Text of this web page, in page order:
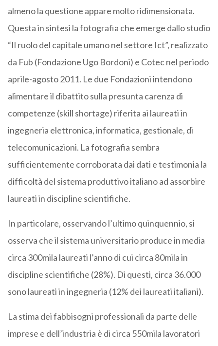
almeno la questione appare molto ridimensionata.
Questa in sintesi la fotografia che emerge dallo studio
“Il ruolo del capitale umano nel settore Ict”, realizzato
da Fub (Fondazione Ugo Bordoni) e Cotec nel periodo
aprile-agosto 2011. Le due Fondazioni intendono
alimentare il dibattito sulla presunta carenza di
competenze (skill shortage) riferita ai laureati in
ingegneria elettronica, informatica, gestionale, di
telecomunicazioni. La fotografia sembra
sufficientemente corroborata dai dati e testimonia la
difficoltà del sistema produttivo italiano ad assorbire
laureati in discipline scientifiche.
In particolare, osservando l’ultimo quinquennio, si
osserva che il sistema universitario produce in media
circa 300mila laureati l’anno di cui circa 80mila in
discipline scientifiche (28%). Di questi, circa 36.000
sono laureati in ingegneria (12% dei laureati italiani).
La stima dei fabbisogni professionali da parte delle
imprese e dell’industria è di circa 550mila lavoratori